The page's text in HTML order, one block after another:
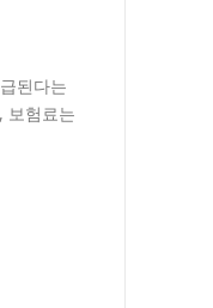
된다는
보험료는